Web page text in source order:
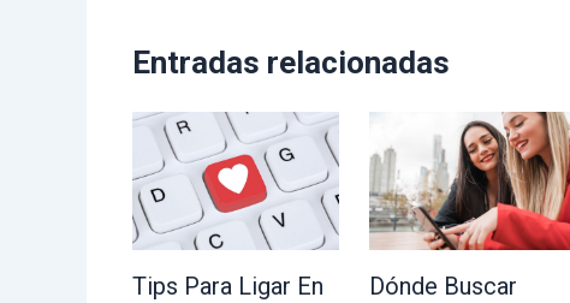
Entradas relacionadas
Tips Para Ligar En
Dónde Buscar